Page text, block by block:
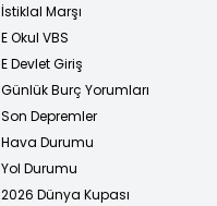
İstiklal Marşı
E Okul VBS
E Devlet Giriş
Günlük Burç Yorumları
Son Depremler
Hava Durumu
Yol Durumu
2026 Dünya Kupası